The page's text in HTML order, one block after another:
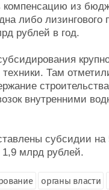
из
либо
рублей в год.
техники. Там
внутренними
субсидии на
1,9 млрд рублей.
органы власти